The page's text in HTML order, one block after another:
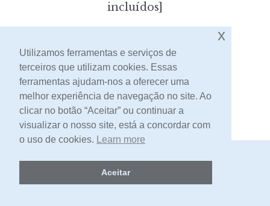
incluídos]
Sem stock
Contacto
2026 -Livraria Egrégora
Utilizamos ferramentas e serviços de
terceiros que utilizam cookies. Essas
ferramentas ajudam-nos a oferecer uma
melhor experiência de navegação no site. Ao
clicar no botão “Aceitar” ou continuar a
visualizar o nosso site, está a concordar com
o uso de cookies. Learn more
Aceitar
x